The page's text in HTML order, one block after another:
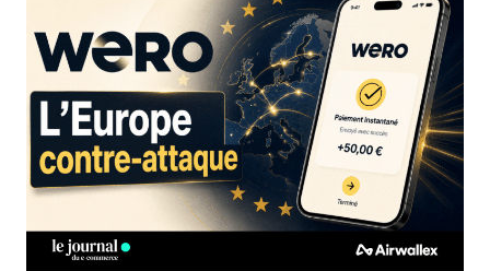
EST-
ON
RÉELLEMENT
?